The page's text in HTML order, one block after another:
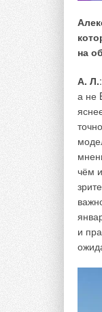
на
А. Л.
а не
чём
и
и
Для
1.
в
2.
3.